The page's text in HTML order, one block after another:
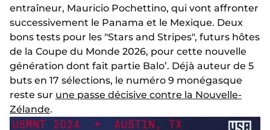
entraîneur, Mauricio Pochettino, qui vont affronter
successivement le Panama et le Mexique. Deux
bons tests pour les "Stars and Stripes", futurs hôtes
de la Coupe du Monde 2026, pour cette nouvelle
génération dont fait partie Balo’. Déjà auteur de 5
buts en 17 sélections, le numéro 9 monégasque
reste sur une passe décisive contre la Nouvelle-
Zélande.